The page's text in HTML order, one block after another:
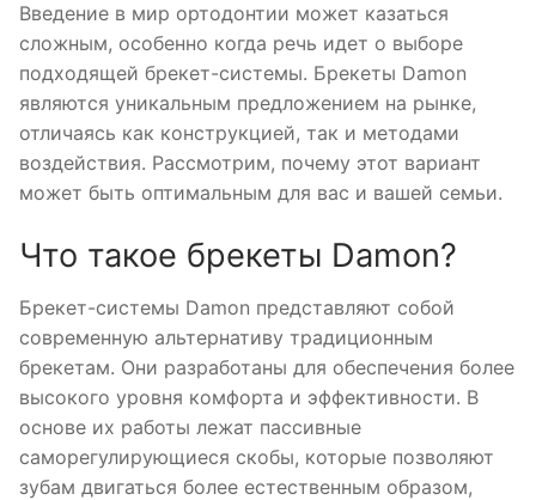
Введение в мир ортодонтии может казаться
сложным, особенно когда речь идет о выборе
подходящей брекет-системы. Брекеты Damon
являются уникальным предложением на рынке,
отличаясь как конструкцией, так и методами
воздействия. Рассмотрим, почему этот вариант
может быть оптимальным для вас и вашей семьи.
Что такое брекеты Damon?
Брекет-системы Damon представляют собой
современную альтернативу традиционным
брекетам. Они разработаны для обеспечения более
высокого уровня комфорта и эффективности. В
основе их работы лежат пассивные
саморегулирующиеся скобы, которые позволяют
зубам двигаться более естественным образом,